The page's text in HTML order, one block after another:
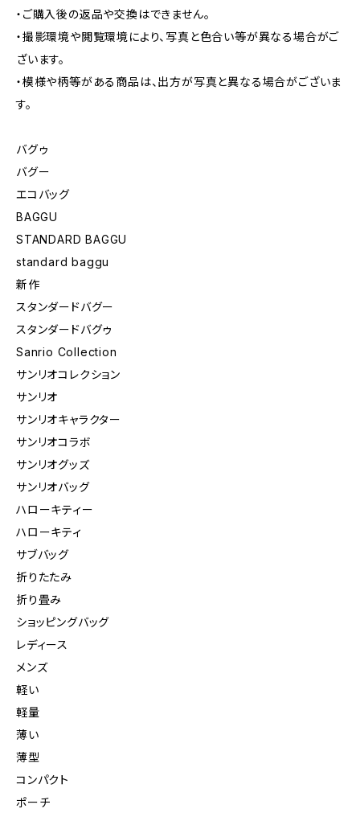
・ご購入後の返品や交換はできません。
・撮影環境や閲覧環境により、写真と色合い等が異なる場合がご
ざいます。
・模様や柄等がある商品は、出方が写真と異なる場合がございま
す。
バグゥ
バグー
エコバッグ
BAGGU
STANDARD BAGGU
standard baggu
新作
スタンダードバグー
スタンダードバグゥ
Sanrio Collection
サンリオコレクション
サンリオ
サンリオキャラクター
サンリオコラボ
サンリオグッズ
サンリオバッグ
ハローキティー
ハローキティ
サブバッグ
折りたたみ
折り畳み
ショッピングバッグ
レディース
メンズ
軽い
軽量
薄い
薄型
コンパクト
ポーチ